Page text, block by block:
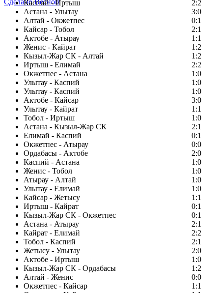
Каспий - Иртыш
2:2
Астана - Улытау
3:0
Алтай - Окжетпес
0:1
Кайсар - Тобол
2:1
Актобе - Атырау
1:1
Женис - Кайрат
1:2
Кызыл-Жар СК - Алтай
1:2
Иртыш - Елимай
2:2
Окжетпес - Астана
1:0
Улытау - Каспий
1:0
Улытау - Каспий
1:0
Актобе - Кайсар
3:0
Улытау - Кайрат
1:1
Тобол - Иртыш
1:0
Астана - Кызыл-Жар СК
2:1
Елимай - Каспий
0:1
Окжетпес - Атырау
0:0
Ордабасы - Актобе
2:0
Каспий - Астана
1:0
Женис - Тобол
1:0
Атырау - Алтай
1:0
Улытау - Елимай
1:0
Кайсар - Жетысу
1:1
Иртыш - Кайрат
0:1
Кызыл-Жар СК - Окжетпес
0:1
Астана - Атырау
2:1
Кайрат - Елимай
2:2
Тобол - Каспий
2:1
Жетысу - Улытау
2:0
Актобе - Иртыш
1:0
Кызыл-Жар СК - Ордабасы
1:2
Алтай - Женис
0:0
Окжетпес - Кайсар
1:1
Сделано Весной